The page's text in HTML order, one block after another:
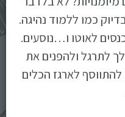
כמו ללמוד נהיגה.
לאוטו ו…נוסעים.
לתרגל ולהפנים את
להתווסף לארגז הכלים